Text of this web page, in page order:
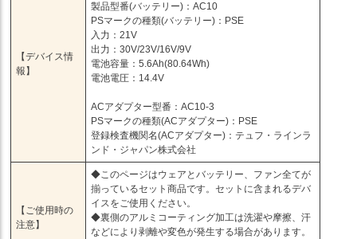
【デバイス情
報】
製品型番(バッテリー)：AC10
PSマークの種類(バッテリー)：PSE
入力：21V
出力：30V/23V/16V/9V
電池容量：5.6Ah(80.64Wh)
電池電圧：14.4V
ACアダプター型番：AC10-3
PSマークの種類(ACアダプター)：PSE
登録検査機関名(ACアダプター)：テュフ・ラインラ
ンド・ジャパン株式会社
【ご使用時の
注意】
◆このページはウェアとバッテリー、ファン全てが
揃っているセット商品です。セットに含まれるデバ
イスをご使用ください。
◆裏側のアルミコーティング加工は洗濯や摩擦、汗
などにより剥離や変色が発生する場合があります。